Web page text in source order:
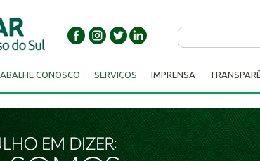
CONOSCO SERVIÇOS IMPRENSA